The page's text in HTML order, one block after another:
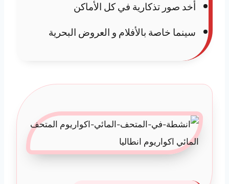
أخد صور تذكارية في كل الأماكن
سينما خاصة بالأفلام و العروض البحرية